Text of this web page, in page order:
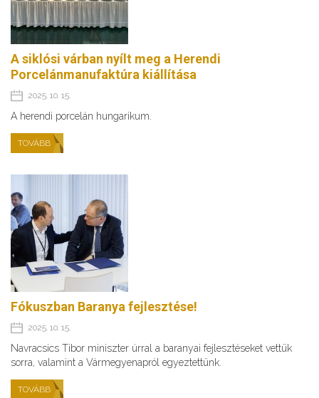
A siklósi várban nyílt meg a Herendi
Porcelánmanufaktúra kiállítása
2025. 10. 15.
A herendi porcelán hungarikum.
TOVÁBB
Fókuszban Baranya fejlesztése!
2025. 10. 15.
Navracsics Tibor miniszter úrral a baranyai fejlesztéseket vettük
sorra, valamint a Vármegyenapról egyeztettünk.
TOVÁBB